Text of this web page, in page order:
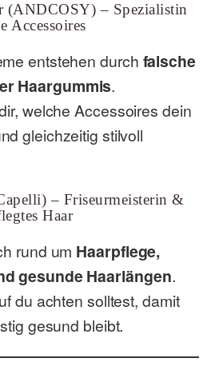
(ANDCOSY) – Spezialistin
Accessoires
entstehen durch falsche
Haargummis.
welche Accessoires dein
gleichzeitig stilvoll
– Friseurmeisterin &
Haar
rund um Haarpflege,
gesunde Haarlängen.
du achten solltest, damit
gesund bleibt.